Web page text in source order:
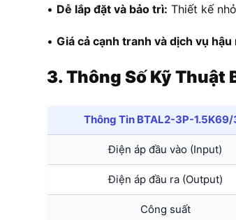
• Dễ lắp đặt và bảo trì: Thiết kế
• Giá cả cạnh tranh và dịch vụ hậu
3. Thông Số Kỹ
Thông Tin BTAL2-3P-
Điện áp đầu vào (Input)
Điện áp đầu ra (Output)
Công suất